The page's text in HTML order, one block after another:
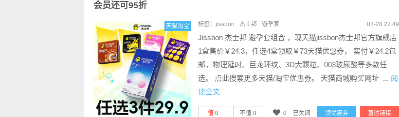
会员还可95折
天猫淘宝 标签： jissbon 杰士邦 避孕套 03-28 22:49
Jissbon 杰士邦 避孕套组合 ，现天猫jissbon杰士邦官方旗舰店
1盒售价￥24.3，任选4盒领取￥73天猫优惠券， 实付￥24.2包
邮，物理延时、巨龙环纹、3D大颗粒、003玻尿酸等多款任
选。 点此搜索更多天猫/淘宝优惠券。 天猫商城购买网址 ... 阅
读全文
直达链接
领优惠券
值 0 不值 0 0 已关闭